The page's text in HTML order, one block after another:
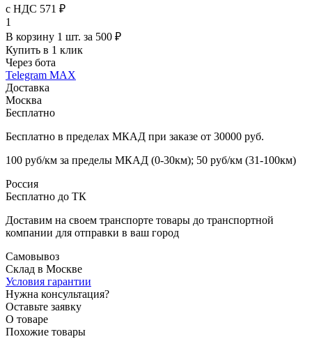
с НДС 571 ₽
1
В корзину 1 шт. за 500 ₽
Купить в 1 клик
Через бота
Telegram MAX
Доставка
Москва
Бесплатно
Бесплатно в пределах МКАД при заказе от 30000 руб.
100 руб/км за пределы МКАД (0-30км); 50 руб/км (31-100км)
Россия
Бесплатно до ТК
Доставим на своем транспорте товары до транспортной
компании для отправки в ваш город
Самовывоз
Склад в Москве
Условия гарантии
Нужна консультация?
Оставьте заявку
О товаре
Похожие товары